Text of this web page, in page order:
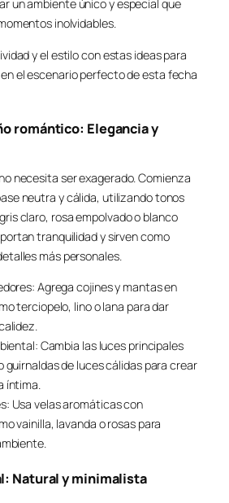
un ambiente único y especial que
inolvidables.
y el estilo con estas ideas para
el escenario perfecto de esta fecha
romántico: Elegancia y
necesita ser exagerado. Comienza
neutra y cálida, utilizando tonos
claro, rosa empolvado o blanco
tranquilidad y sirven como
más personales.
Agrega cojines y mantas en
terciopelo, lino o lana para dar
Cambia las luces principales
guirnaldas de luces cálidas para crear
íntima.
Usa velas aromáticas con
vainilla, lavanda o rosas para
Natural y minimalista